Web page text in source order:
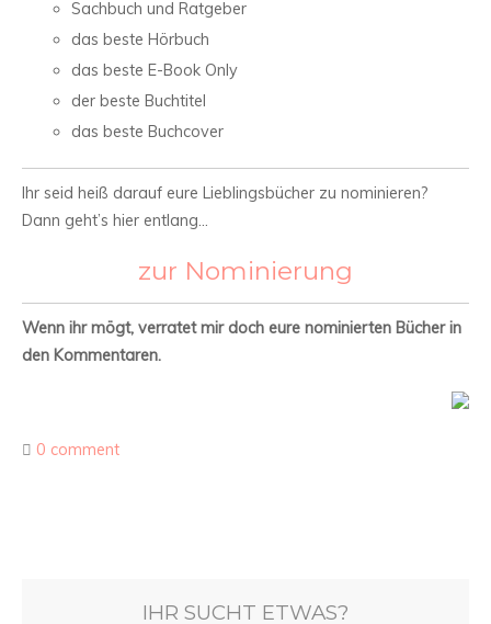
Sachbuch und Ratgeber
das beste Hörbuch
das beste E-Book Only
der beste Buchtitel
das beste Buchcover
Ihr seid heiß darauf eure Lieblingsbücher zu nominieren?
Dann geht’s hier entlang…
zur Nominierung
Wenn ihr mögt, verratet mir doch eure nominierten Bücher in
den Kommentaren.
0 comment
IHR SUCHT ETWAS?